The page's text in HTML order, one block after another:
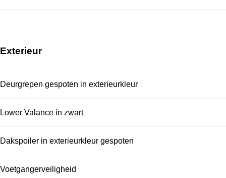
Exterieur
Deurgrepen gespoten in exterieurkleur
Lower Valance in zwart
Dakspoiler in exterieurkleur gespoten
Voetgangerveiligheid